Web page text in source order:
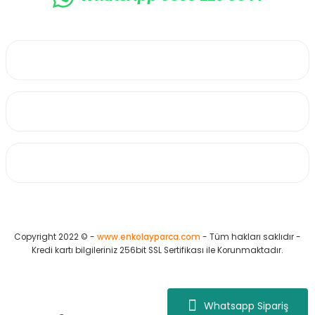
Whatsapp Sipariş
Copyright 2022 © - www.enkolayparca.com - Tüm hakları saklıdır -
Kredi kartı bilgileriniz 256bit SSL Sertifikası ile Korunmaktadır.